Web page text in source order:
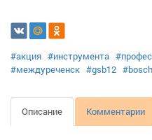
#акция #инструмента
#междуреченск #gsb12 #bosch
Описание Комментарии